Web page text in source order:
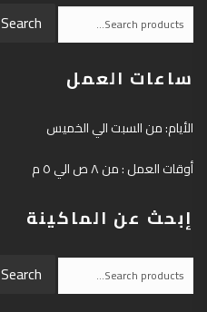
Search
for:
Search
ساعات العمل
الأيام: من السبت الي الخميس
أوقات العمل : من ٨ ص الي ٥ م
إبحث عن الماكينة
Search
for:
Search